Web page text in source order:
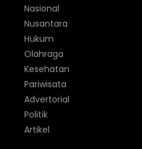
Nasional
Nusantara
Hukum
Olahraga
Kesehatan
Pariwisata
Advertorial
Politik
Artikel